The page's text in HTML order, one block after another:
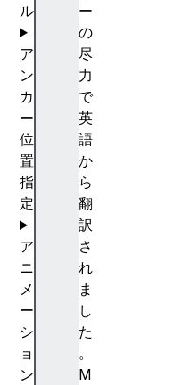
ー
の
尽
力
で
英
語
か
ら
翻
訳
さ
れ
ま
し
た
。
M
ル
ア
ン
カ
ー
位
置
指
定
ア
ニ
メ
ー
シ
ョ
ン